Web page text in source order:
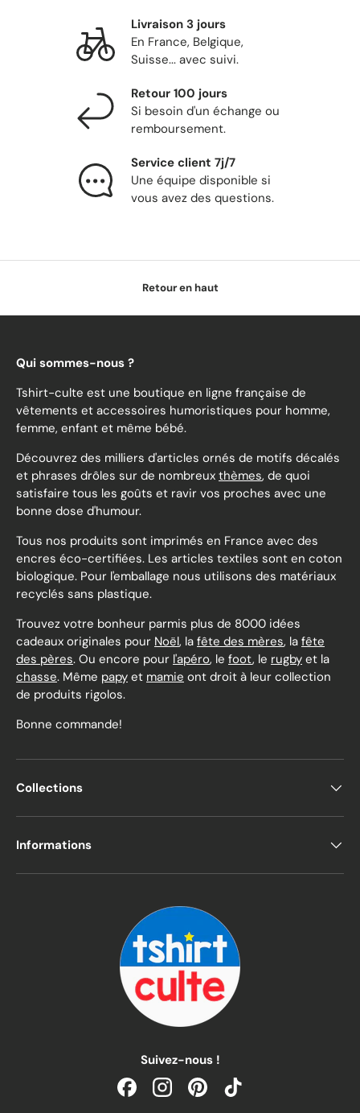
Livraison 3 jours
En France, Belgique,
Suisse... avec suivi.
Retour 100 jours
Si besoin d'un échange ou
remboursement.
Service client 7j/7
Une équipe disponible si
vous avez des questions.
Retour en haut
Qui sommes-nous ?
Tshirt-culte est une boutique en ligne française de
vêtements et accessoires humoristiques pour homme,
femme, enfant et même bébé.
Découvrez des milliers d'articles ornés de motifs décalés
et phrases drôles sur de nombreux thèmes, de quoi
satisfaire tous les goûts et ravir vos proches avec une
bonne dose d'humour.
Tous nos produits sont imprimés en France avec des
encres éco-certifiées. Les articles textiles sont en coton
biologique. Pour l'emballage nous utilisons des matériaux
recyclés sans plastique.
Trouvez votre bonheur parmis plus de 8000 idées
cadeaux originales pour Noël, la fête des mères, la fête
des pères. Ou encore pour l'apéro, le foot, le rugby et la
chasse. Même papy et mamie ont droit à leur collection
de produits rigolos.
Bonne commande!
Collections
Informations
Suivez-nous !
FacebookInstagramPinterestTikTok